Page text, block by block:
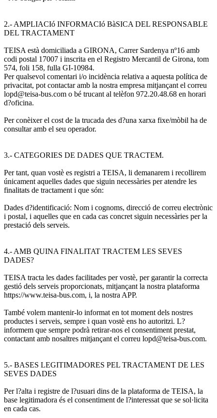
2.- AMPLIACIó INFORMACIó BàSICA DEL RESPONSABLE
DEL TRACTAMENT
TEISA està domiciliada a GIRONA, Carrer Sardenya nº16 amb
codi postal 17007 i inscrita en el Registro Mercantil de Girona, tom
574, foli 158, fulla GI-10984.
Per qualsevol comentari i/o incidència relativa a aquesta política de
privacitat, pot contactar amb la nostra empresa mitjançant el correu
lopd@teisa-bus.com o bé trucant al telèfon 972.20.48.68 en horari
d?oficina.
Per conèixer el cost de la trucada des d?una xarxa fixe/mòbil ha de
consultar amb el seu operador.
3.- CATEGORIES DE DADES QUE TRACTEM.
Per tant, quan vostè es registri a TEISA, li demanarem i recollirem
únicament aquelles dades que siguin necessàries per atendre les
finalitats de tractament i que són:
Dades d?identificació: Nom i cognoms, direcció de correu electrònic
i postal, i aquelles que en cada cas concret siguin necessàries per la
prestació dels serveis.
4.- AMB QUINA FINALITAT TRACTEM LES SEVES
DADES?
TEISA tracta les dades facilitades per vostè, per garantir la correcta
gestió dels serveis proporcionats, mitjançant la nostra plataforma
https://www.teisa-bus.com, i, la nostra APP.
També volem mantenir-lo informat en tot moment dels nostres
productes i serveis, sempre i quan vostè ens ho autoritzi. L?
informem que sempre podrà retirar-nos el consentiment prestat,
contactant amb nosaltres mitjançant el correu lopd@teisa-bus.com.
5.- BASES LEGITIMADORES PEL TRACTAMENT DE LES
SEVES DADES
Per l?alta i registre de l?usuari dins de la plataforma de TEISA, la
base legitimadora és el consentiment de l?interessat que se sol·licita
en cada cas.